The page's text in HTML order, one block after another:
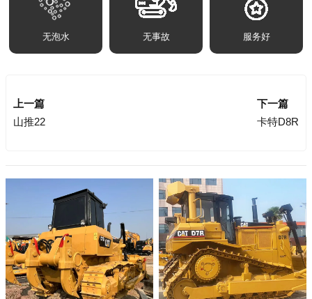
无泡水 无事故 服务好
上一篇
山推22
下一篇
卡特D8R